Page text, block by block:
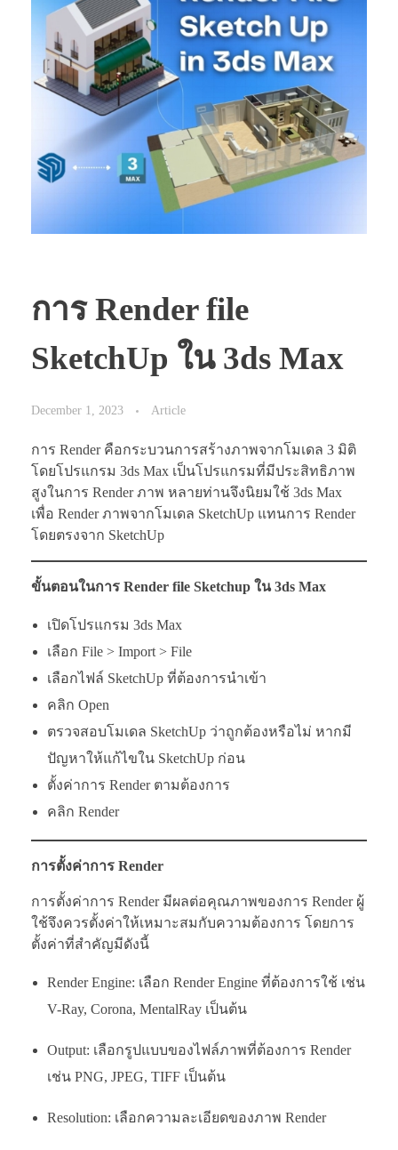
การ Render file
SketchUp ใน 3ds Max
December 1, 2023 Article
การ Render คือกระบวนการสร้างภาพจากโมเดล 3 มิติ
โดยโปรแกรม 3ds Max เป็นโปรแกรมที่มีประสิทธิภาพ
สูงในการ Render ภาพ หลายท่านจึงนิยมใช้ 3ds Max
เพื่อ Render ภาพจากโมเดล SketchUp แทนการ Render
โดยตรงจาก SketchUp
ขั้นตอนในการ Render file Sketchup ใน 3ds Max
เปิดโปรแกรม 3ds Max
เลือก File > Import > File
เลือกไฟล์ SketchUp ที่ต้องการนำเข้า
คลิก Open
ตรวจสอบโมเดล SketchUp ว่าถูกต้องหรือไม่ หากมี
ปัญหาให้แก้ไขใน SketchUp ก่อน
ตั้งค่าการ Render ตามต้องการ
คลิก Render
การตั้งค่าการ Render
การตั้งค่าการ Render มีผลต่อคุณภาพของการ Render ผู้
ใช้จึงควรตั้งค่าให้เหมาะสมกับความต้องการ โดยการ
ตั้งค่าที่สำคัญมีดังนี้
Render Engine: เลือก Render Engine ที่ต้องการใช้ เช่น
V-Ray, Corona, MentalRay เป็นต้น
Output: เลือกรูปแบบของไฟล์ภาพที่ต้องการ Render
เช่น PNG, JPEG, TIFF เป็นต้น
Resolution: เลือกความละเอียดของภาพ Render